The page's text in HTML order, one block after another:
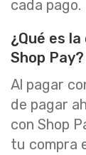
cada pago.
¿Qué es
Shop Pay?
Al pagar
de pagar
con Shop
tu compra